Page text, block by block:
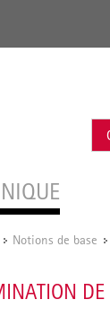
/ Notions de base /